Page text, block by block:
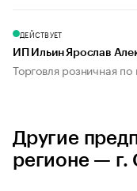
ДЕЙСТВУЕТ
ИП Ильин Ярослав
Торговля розничная по
Другие
регионе — г.